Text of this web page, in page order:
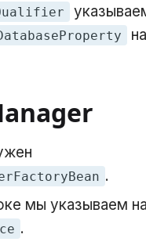
.
мы указываем
.